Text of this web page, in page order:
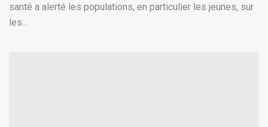
santé a alerté les populations, en particulier les jeunes, sur
les...